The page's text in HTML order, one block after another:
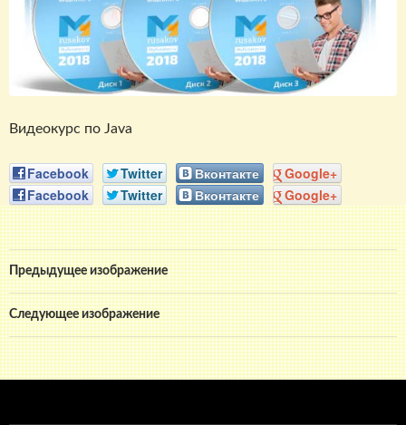
Видеокурс по Java
Facebook Twitter Вконтакте
Google+
Facebook
Twitter Вконтакте Google+
Предыдущее изображение
Следующее изображение